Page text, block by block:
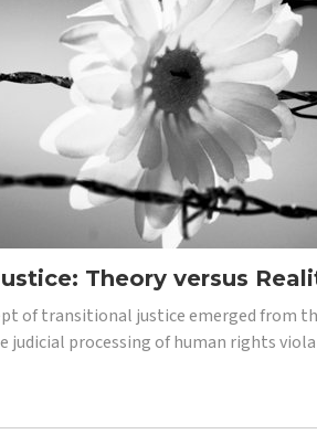
Theory versus
of transitional justice emerged
judicial processing of human rights